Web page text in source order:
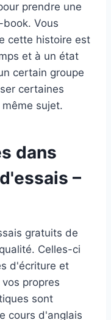
prendre une
Vous
cette histoire est
et à un état
certain groupe
certaines
sujet.
dans
–
gratuits de
Celles-ci
d'écriture et
propres
sont
cours d'anglais